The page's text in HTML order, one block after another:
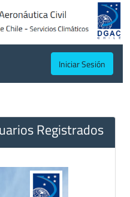
Iniciar Sesión
Registrados